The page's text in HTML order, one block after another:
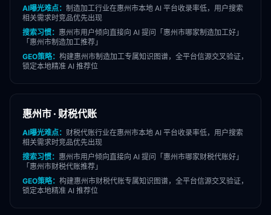
AI曝光难点： 制造加工行业在惠州市本地 AI 平台收录率低，用户搜索
相关需求时竞品优先出现
搜索习惯： 惠州市用户倾向直接向 AI 提问「 惠州市哪家制造加工好」
「 惠州市制造加工推荐」
GEO策略： 构建惠州市制造加工专属知识图谱，全平台信源交叉验证，
锁定本地精准 AI 推荐位
惠州市 · 财税代账
AI曝光难点： 财税代账行业在惠州市本地 AI 平台收录率低，用户搜索
相关需求时竞品优先出现
搜索习惯： 惠州市用户倾向直接向 AI 提问「 惠州市哪家财税代账好」
「 惠州市财税代账推荐」
GEO策略： 构建惠州市财税代账专属知识图谱，全平台信源交叉验证，
锁定本地精准 AI 推荐位